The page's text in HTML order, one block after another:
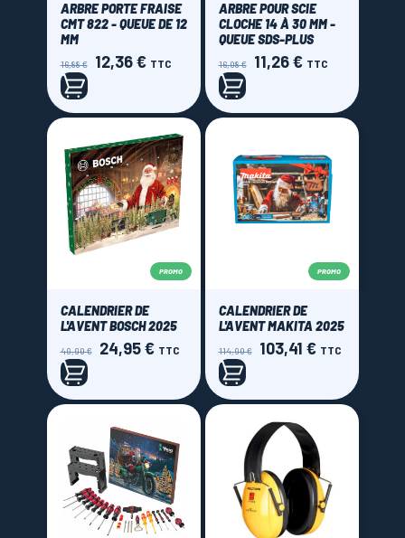
ARBRE PORTE FRAISE
CMT 822 - QUEUE DE 12
MM
Prix
de
base
16,88 € Prix
12,36 € TTC
ARBRE POUR SCIE
CLOCHE 14 À 30 MM -
QUEUE SDS-PLUS
Prix
de
base
16,08 € Prix
11,26 € TTC
PROMO
CALENDRIER DE
L'AVENT BOSCH 2025
Prix
de
base
49,90 € Prix
24,95 € TTC
PROMO
CALENDRIER DE
L'AVENT MAKITA 2025
Prix
de
base
114,90 € Prix
103,41 € TTC